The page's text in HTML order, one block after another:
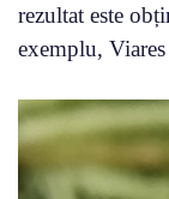
rezultat este
exemplu,